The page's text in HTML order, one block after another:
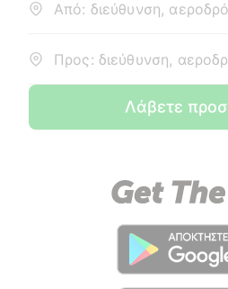
Από: διεύθυνση,
Προς: διεύθυνση,
Λάβετε